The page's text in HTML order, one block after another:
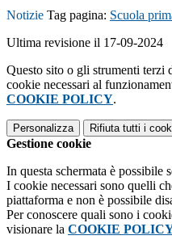
Notizie Tag pagina: Scuola
Ultima revisione il 17-09-2024
Questo sito o gli strumenti terzi
cookie necessari al
COOKIE POLICY.
Personalizza Rifiuta tutti i
Gestione cookie
In questa schermata è possibile
I cookie necessari sono quelli
piattaforma e non è possibile
Per conoscere quali sono i
visionare la COOKIE